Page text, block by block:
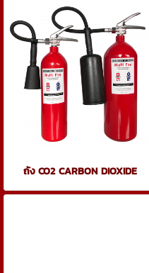
ถัง CO2 CARBON DIOXIDE